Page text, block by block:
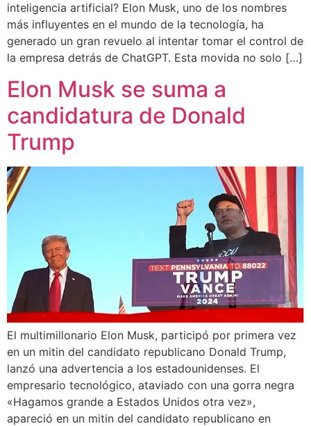
inteligencia artificial? Elon Musk, uno de los nombres
más influyentes en el mundo de la tecnología, ha
generado un gran revuelo al intentar tomar el control de
la empresa detrás de ChatGPT. Esta movida no solo […]
Elon Musk se suma a
candidatura de Donald
Trump
El multimillonario Elon Musk, participó por primera vez
en un mitin del candidato republicano Donald Trump,
lanzó una advertencia a los estadounidenses. El
empresario tecnológico, ataviado con una gorra negra
«Hagamos grande a Estados Unidos otra vez»,
apareció en un mitin del candidato republicano en